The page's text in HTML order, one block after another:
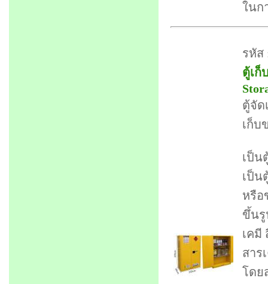
ในก
รหัส
ตู้เก็
ตู้จัด
เก็บ
เป็น
เป็น
หรือ
ขึ้นรู
เคมี
สาร
โดย